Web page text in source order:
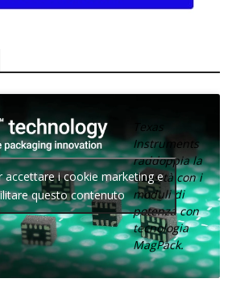
Texas
Instruments
raddoppia la
densità con i
moduli di
potenza con
tecnologia
MagPack.
accettare i cookie marketing e
questo contenuto